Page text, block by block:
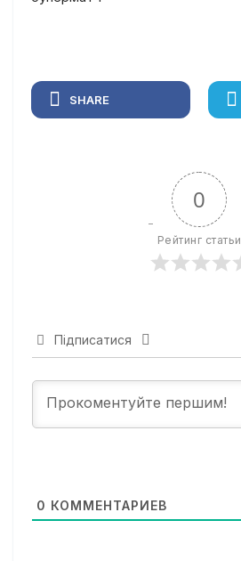
SHARE
0
Рейтинг статьи
Підписатися
0 КОММЕНТАРИЕВ